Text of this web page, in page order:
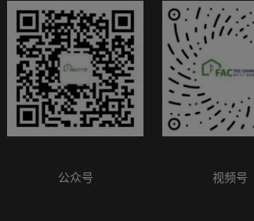
公众号 视频号